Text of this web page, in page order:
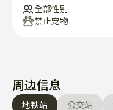
房屋规则
全部性别
周边信息